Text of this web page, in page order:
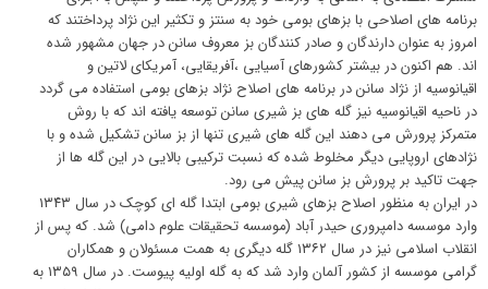
برنامه های اصلاحی با بزهای بومی خود به سنتز و تکثیر این نژاد پرداختند که
امروز به عنوان دارندگان و صادر کنندگان بز معروف سانن در جهان مشهور شده
اند. هم اکنون در بیشتر کشورهای آسیایی ،آفریقایی، آمریکای لاتین و
اقیانوسیه از نژاد سانن در برنامه های اصلاح نژاد بزهای بومی استفاده می گردد
در ناحیه اقیانوسیه نیز گله های بز شیری سانن توسعه یافته اند که با روش
متمرکز پرورش می دهند این گله های شیری تنها از بز سانن تشکیل شده و با
نژادهای اروپایی دیگر مخلوط شده که نسبت ترکیبی بالایی در این گله ها از
جهت تاکید بر پرورش بز سانن پیش می رود.
در ایران به منظور اصلاح بزهای شیری بومی ابتدا گله ای کوچک در سال ۱۳۴۳
وارد موسسه دامپروری حیدر آباد (موسسه تحقیقات علوم دامی) شد. که پس از
انقلاب اسلامی نیز در سال ۱۳۶۲ گله دیگری به همت مسئولان و همکاران
گرامی موسسه از کشور آلمان وارد شد که به گله اولیه پیوست. در سال ۱۳۵۹ به